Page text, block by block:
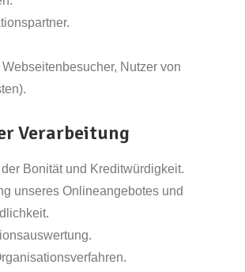
Webseitenbesucher, Nutzer von
Verarbeitung
Bonität und Kreditwürdigkeit.
unseres Onlineangebotes und